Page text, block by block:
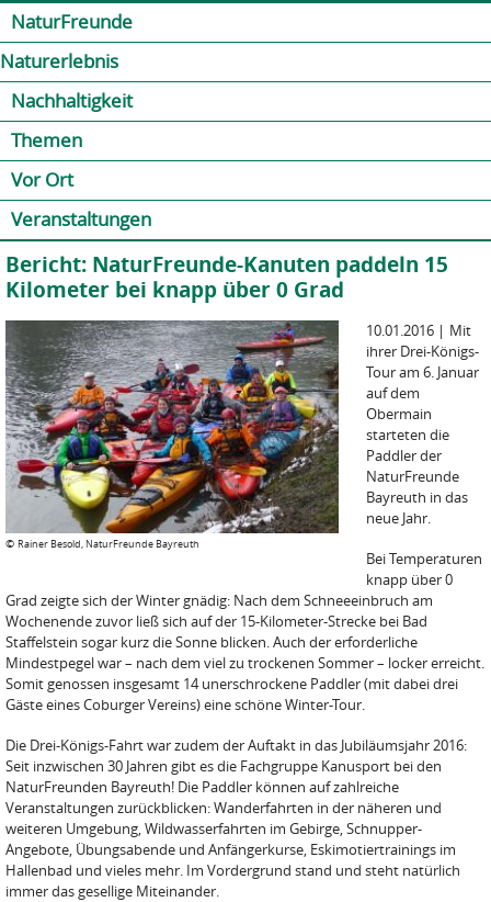
NaturFreunde
Naturerlebnis
Nachhaltigkeit
Themen
Vor Ort
Veranstaltungen
Bericht: NaturFreunde-Kanuten paddeln 15
Kilometer bei knapp über 0 Grad
© Rainer Besold, NaturFreunde Bayreuth
10.01.2016 | Mit
ihrer Drei-Königs-
Tour am 6. Januar
auf dem
Obermain
starteten die
Paddler der
NaturFreunde
Bayreuth in das
neue Jahr.
Bei Temperaturen
knapp über 0
Grad zeigte sich der Winter gnädig: Nach dem Schneeeinbruch am
Wochenende zuvor ließ sich auf der 15-Kilometer-Strecke bei Bad
Staffelstein sogar kurz die Sonne blicken. Auch der erforderliche
Mindestpegel war – nach dem viel zu trockenen Sommer – locker erreicht.
Somit genossen insgesamt 14 unerschrockene Paddler (mit dabei drei
Gäste eines Coburger Vereins) eine schöne Winter-Tour.
Die Drei-Königs-Fahrt war zudem der Auftakt in das Jubiläumsjahr 2016:
Seit inzwischen 30 Jahren gibt es die Fachgruppe Kanusport bei den
NaturFreunden Bayreuth! Die Paddler können auf zahlreiche
Veranstaltungen zurückblicken: Wanderfahrten in der näheren und
weiteren Umgebung, Wildwasserfahrten im Gebirge, Schnupper-
Angebote, Übungsabende und Anfängerkurse, Eskimotiertrainings im
Hallenbad und vieles mehr. Im Vordergrund stand und steht natürlich
immer das gesellige Miteinander.